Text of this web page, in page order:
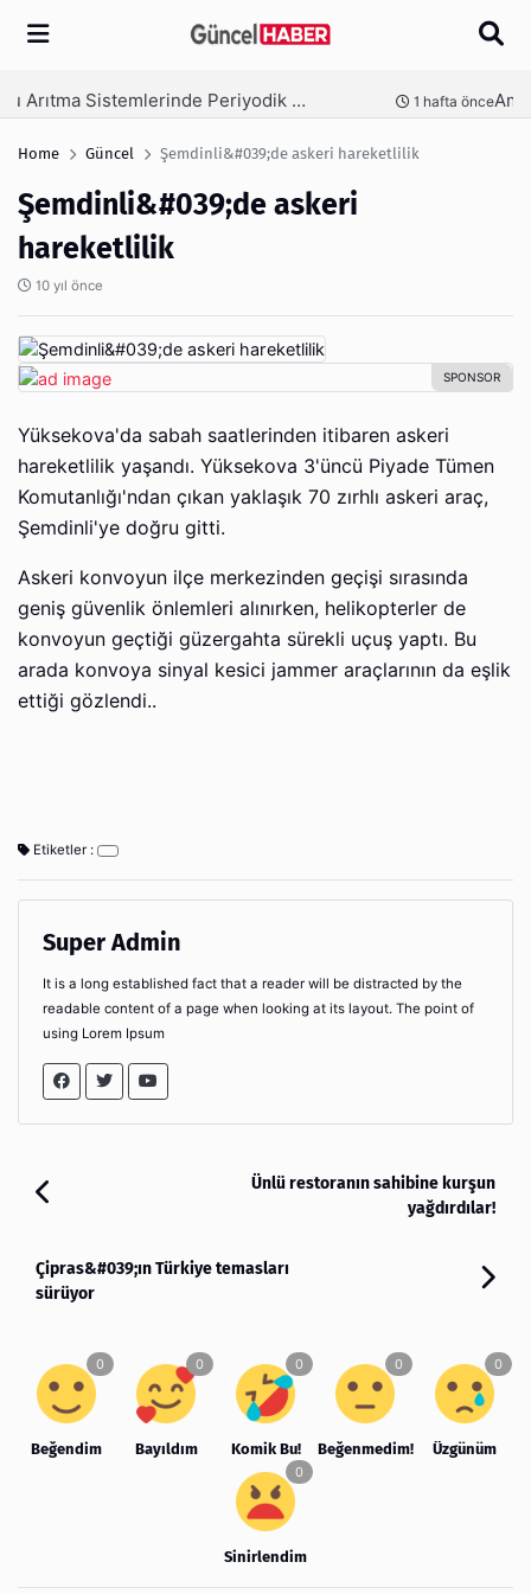
Arama 3 hafta önce
Home Güncel Şemdinli&#039;de askeri hareketlilik
Şemdinli&#039;de askeri
hareketlilik
10 yıl önce
Yüksekova'da sabah saatlerinden itibaren askeri
hareketlilik yaşandı. Yüksekova 3'üncü Piyade Tümen
Komutanlığı'ndan çıkan yaklaşık 70 zırhlı askeri araç,
Şemdinli'ye doğru gitti.
Askeri konvoyun ilçe merkezinden geçişi sırasında
geniş güvenlik önlemleri alınırken, helikopterler de
konvoyun geçtiği güzergahta sürekli uçuş yaptı. Bu
arada konvoya sinyal kesici jammer araçlarının da eşlik
ettiği gözlendi..
Etiketler :
Super Admin
It is a long established fact that a reader will be distracted by the
readable content of a page when looking at its layout. The point of
using Lorem Ipsum
Ünlü restoranın sahibine kurşun
yağdırdılar!
Çipras&#039;ın Türkiye temasları
sürüyor
Beğendim Bayıldım Komik Bu! Beğenmedim! Üzgünüm
Sinirlendim